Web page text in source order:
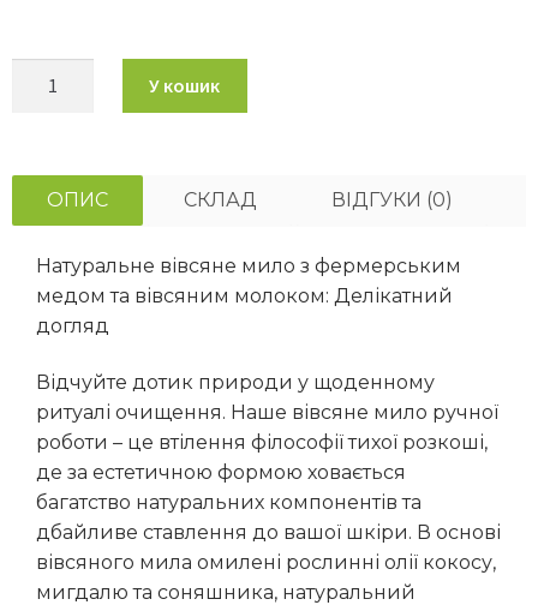
У кошик
ОПИС СКЛАД ВІДГУКИ (0)
Натуральне вівсяне мило з фермерським
медом та вівсяним молоком: Делікатний
догляд
Відчуйте дотик природи у щоденному
ритуалі очищення. Наше вівсяне мило ручної
роботи – це втілення філософії тихої розкоші,
де за естетичною формою ховається
багатство натуральних компонентів та
дбайливе ставлення до вашої шкіри. В основі
вівсяного мила омилені рослинні олії кокосу,
мигдалю та соняшника, натуральний